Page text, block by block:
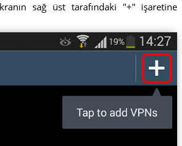
sağ üst tarafındaki "+" işaretine